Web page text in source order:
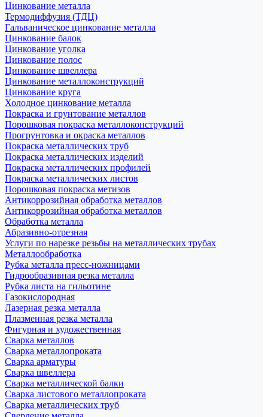
Цинкование металла
Термодиффузия (ТДЦ)
Гальваническое цинкование металла
Цинкование балок
Цинкование уголка
Цинкование полос
Цинкование швеллера
Цинкование металлоконструкций
Цинкование круга
Холодное цинкование металла
Покраска и грунтование металлов
Порошковая покраска металлоконструкций
Прогрунтовка и окраска металлов
Покраска металлических труб
Покраска металлических изделий
Покраска металлических профилей
Покраска металлических листов
Порошковая покраска метизов
Антикоррозийная обработка металлов
Антикоррозийная обработка металлов
Обработка металла
Абразивно-отрезная
Услуги по нарезке резьбы на металлических трубах
Металлообработка
Рубка металла пресс-ножницами
Гидрообразивная резка металла
Рубка листа на гильотине
Газокислородная
Лазерная резка металла
Плазменная резка металла
Фигурная и художественная
Сварка металлов
Сварка металлопроката
Сварка арматуры
Сварка швеллера
Сварка металлической балки
Сварка листового металлопроката
Сварка металлических труб